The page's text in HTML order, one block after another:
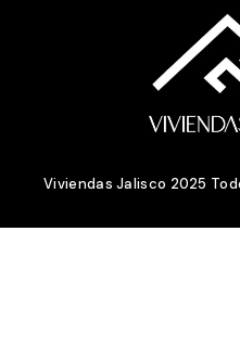
Viviendas Jalisco 2025